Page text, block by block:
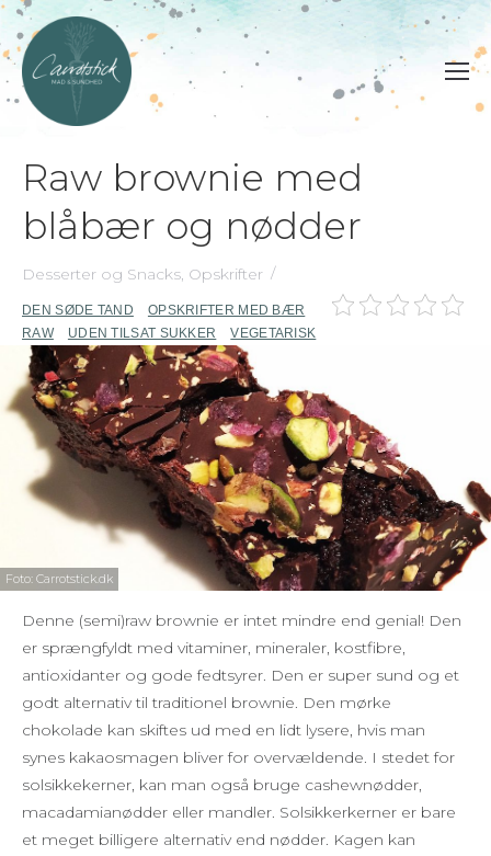
Raw brownie med
blåbær og nødder
Desserter og Snacks, Opskrifter
DEN SØDE TAND
OPSKRIFTER MED BÆR
RAW
UDEN TILSAT SUKKER VEGETARISK
Foto: Carrotstick.dk
Denne (semi)raw brownie er intet mindre end genial! Den
er sprængfyldt med vitaminer, mineraler, kostfibre,
antioxidanter og gode fedtsyrer. Den er super sund og et
godt alternativ til traditionel brownie. Den mørke
chokolade kan skiftes ud med en lidt lysere, hvis man
synes kakaosmagen bliver for overvældende. I stedet for
solsikkekerner, kan man også bruge cashewnødder,
macadamianødder eller mandler. Solsikkerkerner er bare
et meget billigere alternativ end nødder. Kagen kan